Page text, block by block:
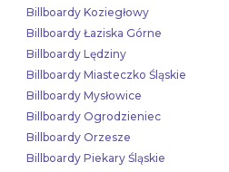
Billboardy Koziegłowy
Billboardy Łaziska Górne
Billboardy Lędziny
Billboardy Miasteczko Śląskie
Billboardy Mysłowice
Billboardy Ogrodzieniec
Billboardy Orzesze
Billboardy Piekary Śląskie